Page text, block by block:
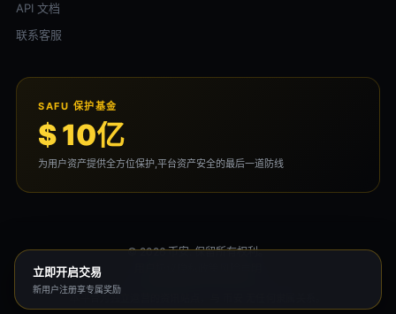
API 文档
联系客服
SAFU 保护基金
$ 10亿
为用户资产提供全方位保护,平台资产安全的最后一道防线
© 2026 币安. 保留所有权利。
立即开启交易
新用户注册享专属奖励